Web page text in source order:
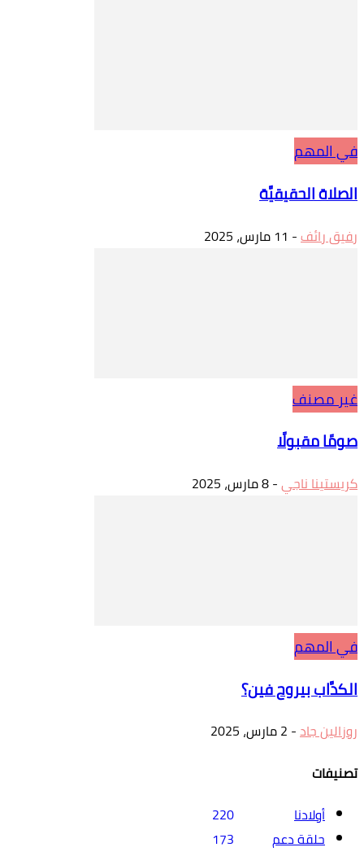
في المهم
الصلاة الحقيقيَّة
رفيق رائف- 11 مارس، 2025
غير مصنف
صومًا مقبولًا
كريستينا ناجي-8 مارس، 2025
في المهم
الكدَّاب بيروح فين؟
روزالين جاد- 2 مارس، 2025
تصنيفات
أولادنا
220
حلقة دعم
173